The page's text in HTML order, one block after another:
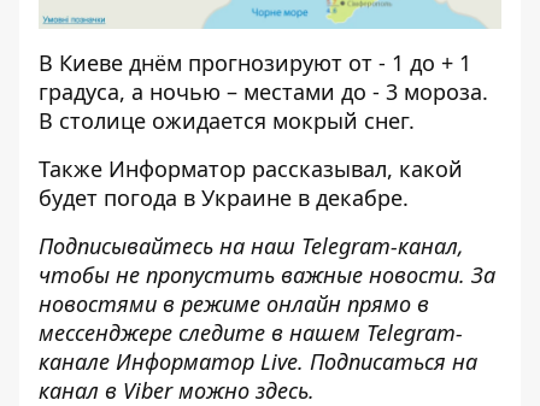
В Киеве днём прогнозируют от - 1 до + 1
градуса, а ночью – местами до - 3 мороза.
В столице ожидается мокрый снег.
Также Информатор рассказывал, какой
будет погода в Украине в декабре.
Подписывайтесь на наш Telegram-канал,
чтобы не пропустить важные новости. За
новостями в режиме онлайн прямо в
мессенджере следите в нашем Telegram-
канале Информатор Live. Подписаться на
канал в Viber можно здесь.